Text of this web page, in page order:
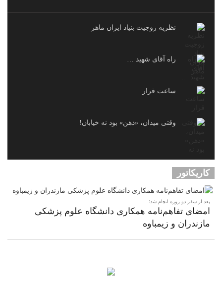
نظریه زوجیت بنیاد ایران ماهر
راه آقای شهید …
ساعت قرار
وقتی میدان، «ذهن» بود نه خیابان!
کاریکاتور
بعد از سفر دو روزه انجام شد؛
امضای تفاهم‌نامه همکاری دانشگاه علوم پزشکی
مازندران و زیمباوه